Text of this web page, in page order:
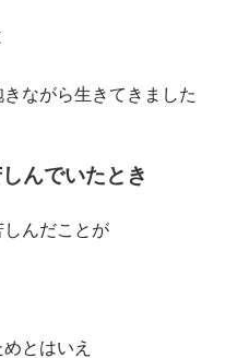
ながら生きてきました
んでいたとき
んだことが
とはいえ